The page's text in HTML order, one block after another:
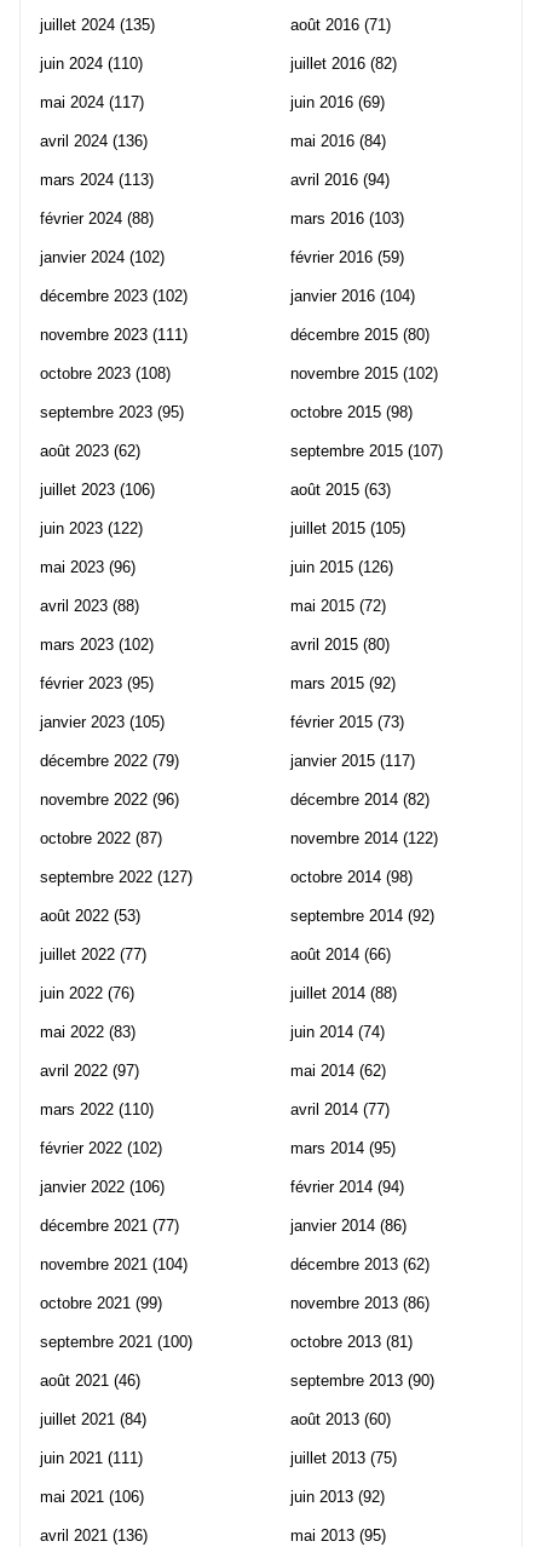
juillet 2024 (135)
juin 2024 (110)
mai 2024 (117)
avril 2024 (136)
mars 2024 (113)
février 2024 (88)
janvier 2024 (102)
décembre 2023 (102)
novembre 2023 (111)
octobre 2023 (108)
septembre 2023 (95)
août 2023 (62)
juillet 2023 (106)
juin 2023 (122)
mai 2023 (96)
avril 2023 (88)
mars 2023 (102)
février 2023 (95)
janvier 2023 (105)
décembre 2022 (79)
novembre 2022 (96)
octobre 2022 (87)
septembre 2022 (127)
août 2022 (53)
juillet 2022 (77)
juin 2022 (76)
mai 2022 (83)
avril 2022 (97)
mars 2022 (110)
février 2022 (102)
janvier 2022 (106)
décembre 2021 (77)
novembre 2021 (104)
octobre 2021 (99)
septembre 2021 (100)
août 2021 (46)
juillet 2021 (84)
juin 2021 (111)
mai 2021 (106)
avril 2021 (136)
août 2016 (71)
juillet 2016 (82)
juin 2016 (69)
mai 2016 (84)
avril 2016 (94)
mars 2016 (103)
février 2016 (59)
janvier 2016 (104)
décembre 2015 (80)
novembre 2015 (102)
octobre 2015 (98)
septembre 2015 (107)
août 2015 (63)
juillet 2015 (105)
juin 2015 (126)
mai 2015 (72)
avril 2015 (80)
mars 2015 (92)
février 2015 (73)
janvier 2015 (117)
décembre 2014 (82)
novembre 2014 (122)
octobre 2014 (98)
septembre 2014 (92)
août 2014 (66)
juillet 2014 (88)
juin 2014 (74)
mai 2014 (62)
avril 2014 (77)
mars 2014 (95)
février 2014 (94)
janvier 2014 (86)
décembre 2013 (62)
novembre 2013 (86)
octobre 2013 (81)
septembre 2013 (90)
août 2013 (60)
juillet 2013 (75)
juin 2013 (92)
mai 2013 (95)